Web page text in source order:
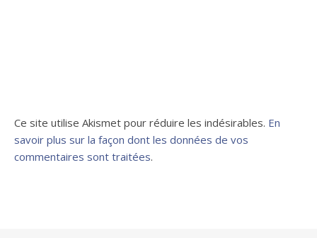
Ce site utilise Akismet pour réduire les indésirables. En
savoir plus sur la façon dont les données de vos
commentaires sont traitées.